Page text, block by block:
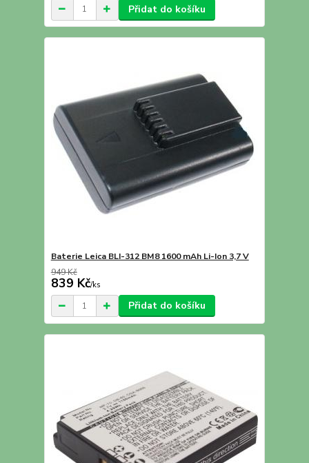
Přidat do košíku
Baterie Leica BLI-312 BM8 1600 mAh Li-Ion 3,7 V
949 Kč
839 Kč/ks
Přidat do košíku